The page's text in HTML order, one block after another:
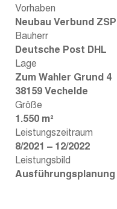
Vorhaben
Neubau Verbund
Bauherr
Deutsche Post DHL
Lage
Zum Wahler Grund 4
38159 Vechelde
Größe
1.550 m²
Leistungszeitraum
8/2021 – 12/2022
Leistungsbild
Ausführungsplanung